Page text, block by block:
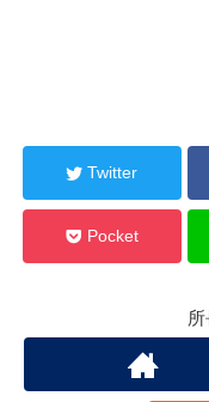
Twitter
Pocket